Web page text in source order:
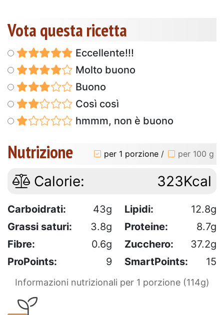
Vota questa ricetta
Eccellente!!!
Molto buono
Buono
Così così
hmmm, non è buono
Nutrizione per 1 porzione / per 100 g
Calorie: 323Kcal
Carboidrati: 43g Lipidi:
12.8g
Grassi saturi:
3.8g Proteine:
8.7g
Fibre:
0.6g Zucchero:
37.2g
ProPoints:
9 SmartPoints: 15
Informazioni nutrizionali per 1 porzione (114g)